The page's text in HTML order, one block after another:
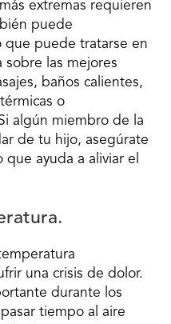
extremas requieren
puede
que puede tratarse en
sobre las mejores
baños calientes,
o
algún miembro de la
de tu hijo, asegúrate
ayuda a aliviar el
una crisis de dolor.
durante los
tiempo al aire